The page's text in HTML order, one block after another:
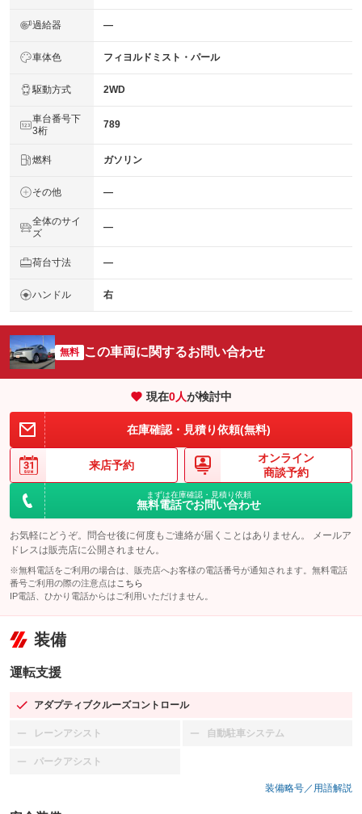
過給器 ―
車体色 フィヨルドミスト・パール
駆動方式 2WD
車台番号下
3桁
789
燃料 ガソリン
その他 ―
全体のサイ
ズ
―
荷台寸法 ―
ハンドル 右
無料 この車両に関するお問い合わせ
現在0人が検討中
在庫確認・見積り依頼(無料)
来店予約
オンライン
商談予約
まずは在庫確認・見積り依頼
無料電話でお問い合わせ
お気軽にどうぞ。問合せ後に何度もご連絡が届くことはありません。 メールア
ドレスは販売店に公開されません。
※無料電話をご利用の場合は、販売店へお客様の電話番号が通知されます。無料電話
番号ご利用の際の注意点は こちら
IP電話、ひかり電話からはご利用いただけません。
装備
運転支援
アダプティブクルーズコントロール
：装備あり
レーンアシスト
：装備なし 自動駐車システム
：装備なし
パークアシスト
：装備なし
装備略号／用語解説